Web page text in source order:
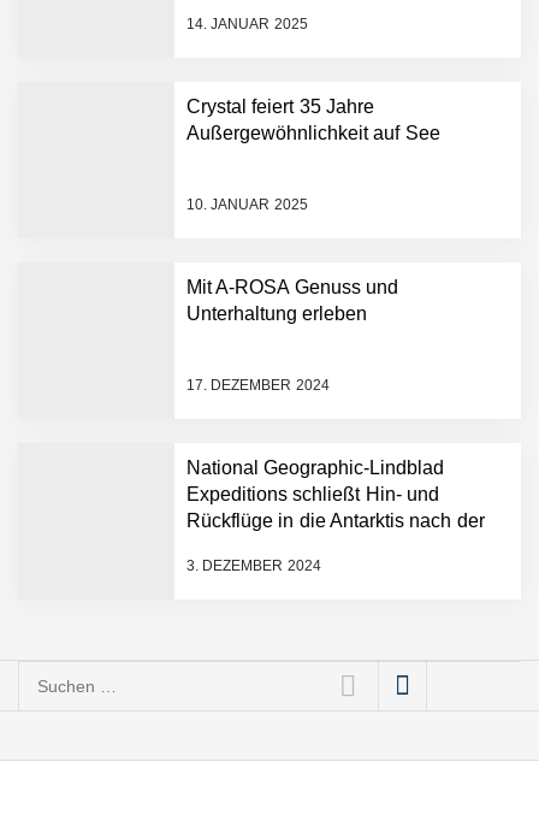
14. JANUAR 2025
Crystal feiert 35 Jahre
Außergewöhnlichkeit auf See
10. JANUAR 2025
Mit A-ROSA Genuss und
Unterhaltung erleben
17. DEZEMBER 2024
National Geographic-Lindblad
Expeditions schließt Hin- und
Rückflüge in die Antarktis nach der
Direct“-Kreuzfahrt ab
3. DEZEMBER 2024
Suchen